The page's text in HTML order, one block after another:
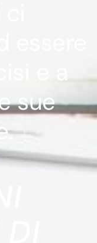
essere
e a
sue